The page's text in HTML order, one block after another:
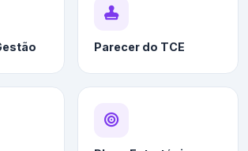
Parecer do TCE